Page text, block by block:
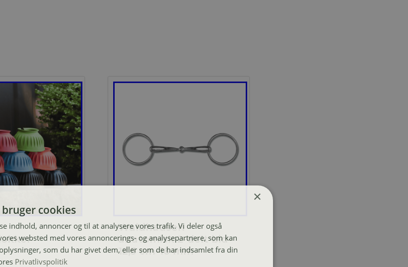
Waldhausen
anatomisk 2-delt bid-
12,5 cm-16 mm
×
cookies
indhold, annoncer og til at analysere vores trafik. Vi deler også
websted med vores annoncerings- og analysepartnere, som kan
som du har givet dem, eller som de har indsamlet fra din
Privatlivspolitik